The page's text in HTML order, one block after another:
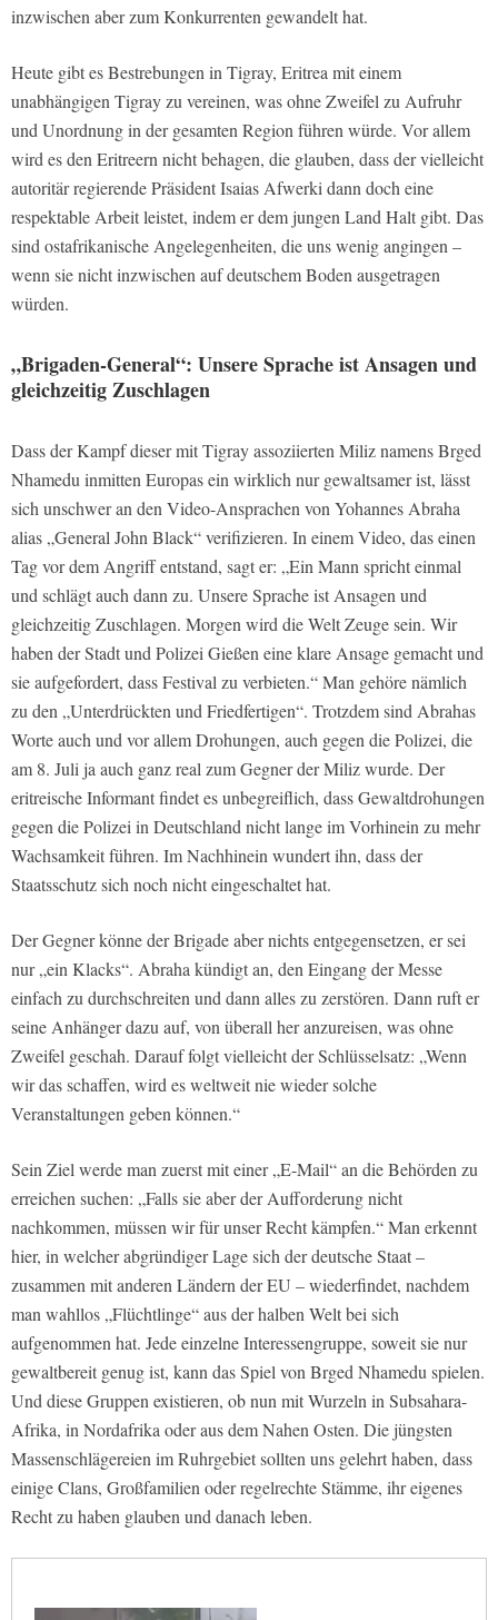
inzwischen aber zum Konkurrenten gewandelt hat.
Heute gibt es Bestrebungen in Tigray, Eritrea mit einem
unabhängigen Tigray zu vereinen, was ohne Zweifel zu Aufruhr
und Unordnung in der gesamten Region führen würde. Vor allem
wird es den Eritreern nicht behagen, die glauben, dass der vielleicht
autoritär regierende Präsident Isaias Afwerki dann doch eine
respektable Arbeit leistet, indem er dem jungen Land Halt gibt. Das
sind ostafrikanische Angelegenheiten, die uns wenig angingen –
wenn sie nicht inzwischen auf deutschem Boden ausgetragen
würden.
„Brigaden-General“: Unsere Sprache ist Ansagen und
gleichzeitig Zuschlagen
Dass der Kampf dieser mit Tigray assoziierten Miliz namens Brged
Nhamedu inmitten Europas ein wirklich nur gewaltsamer ist, lässt
sich unschwer an den Video-Ansprachen von Yohannes Abraha
alias „General John Black“ verifizieren. In einem Video, das einen
Tag vor dem Angriff entstand, sagt er: „Ein Mann spricht einmal
und schlägt auch dann zu. Unsere Sprache ist Ansagen und
gleichzeitig Zuschlagen. Morgen wird die Welt Zeuge sein. Wir
haben der Stadt und Polizei Gießen eine klare Ansage gemacht und
sie aufgefordert, dass Festival zu verbieten.“ Man gehöre nämlich
zu den „Unterdrückten und Friedfertigen“. Trotzdem sind Abrahas
Worte auch und vor allem Drohungen, auch gegen die Polizei, die
am 8. Juli ja auch ganz real zum Gegner der Miliz wurde. Der
eritreische Informant findet es unbegreiflich, dass Gewaltdrohungen
gegen die Polizei in Deutschland nicht lange im Vorhinein zu mehr
Wachsamkeit führen. Im Nachhinein wundert ihn, dass der
Staatsschutz sich noch nicht eingeschaltet hat.
Der Gegner könne der Brigade aber nichts entgegensetzen, er sei
nur „ein Klacks“. Abraha kündigt an, den Eingang der Messe
einfach zu durchschreiten und dann alles zu zerstören. Dann ruft er
seine Anhänger dazu auf, von überall her anzureisen, was ohne
Zweifel geschah. Darauf folgt vielleicht der Schlüsselsatz: „Wenn
wir das schaffen, wird es weltweit nie wieder solche
Veranstaltungen geben können.“
Sein Ziel werde man zuerst mit einer „E-Mail“ an die Behörden zu
erreichen suchen: „Falls sie aber der Aufforderung nicht
nachkommen, müssen wir für unser Recht kämpfen.“ Man erkennt
hier, in welcher abgründiger Lage sich der deutsche Staat –
zusammen mit anderen Ländern der EU – wiederfindet, nachdem
man wahllos „Flüchtlinge“ aus der halben Welt bei sich
aufgenommen hat. Jede einzelne Interessengruppe, soweit sie nur
gewaltbereit genug ist, kann das Spiel von Brged Nhamedu spielen.
Und diese Gruppen existieren, ob nun mit Wurzeln in Subsahara-
Afrika, in Nordafrika oder aus dem Nahen Osten. Die jüngsten
Massenschlägereien im Ruhrgebiet sollten uns gelehrt haben, dass
einige Clans, Großfamilien oder regelrechte Stämme, ihr eigenes
Recht zu haben glauben und danach leben.